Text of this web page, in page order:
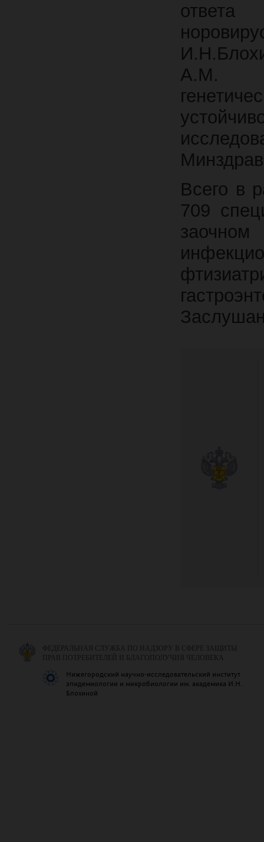
А.М.
Всего в
709
ФЕДЕРАЛЬНАЯ СЛУЖБА ПО НАДЗОРУ В СФЕРЕ ЗАЩИТЫ
ПРАВ ПОТРЕБИТЕЛЕЙ И БЛАГОПОЛУЧИЯ ЧЕЛОВЕКА
Нижегородский научно-исследовательский институт
эпидемиологии и микробиологии им. академика И.Н.
Блохиной